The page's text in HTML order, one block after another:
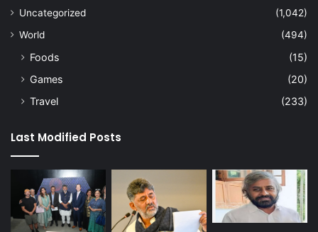
Uncategorized
(1,042)
World
(494)
Foods
(15)
Games
(20)
Travel
(233)
Last Modified Posts